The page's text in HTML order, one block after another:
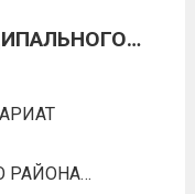
в рамках
«Формирование
среды»
Оно
НА
В ВОЗРАСТЕ
РАЙОНА